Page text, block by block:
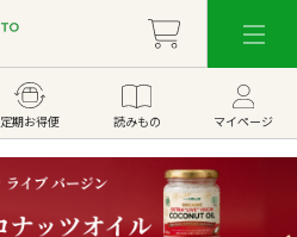
定期お得便 読みもの マイページ